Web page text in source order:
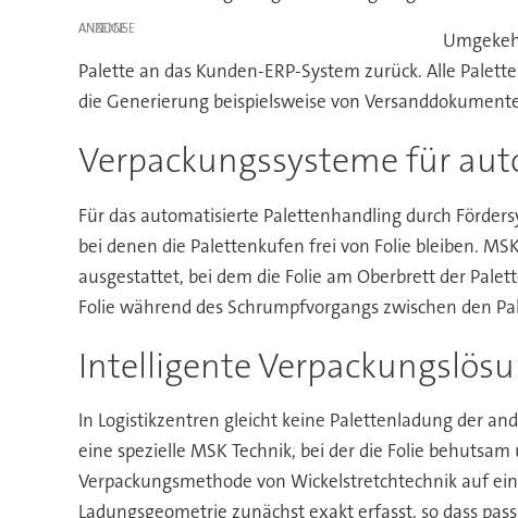
ANZEIGE
Palette an das Kunden-ERP-System zurück. Alle
die Generierung beispielsweise von
Verpackungssysteme für
Für das automatisierte Palettenhandling durch
bei denen die Palettenkufen frei von Folie bleiben.
ausgestattet, bei dem die Folie am Oberbrett der
Folie während des Schrumpfvorgangs zwischen den
Intelligente
In Logistikzentren gleicht keine Palettenladung der
eine spezielle MSK Technik, bei der die Folie
Verpackungsmethode von Wickelstretchtechnik auf
Ladungsgeometrie zunächst exakt erfasst, so dass